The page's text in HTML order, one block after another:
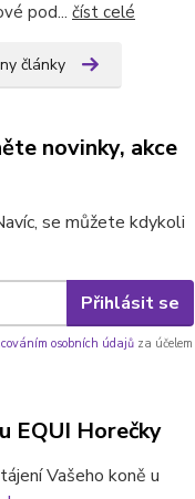
pod... číst celé
články
novinky, akce
se můžete kdykoli
Přihlásit se
osobních údajů za účelem
EQUI Horečky
Vašeho koně u